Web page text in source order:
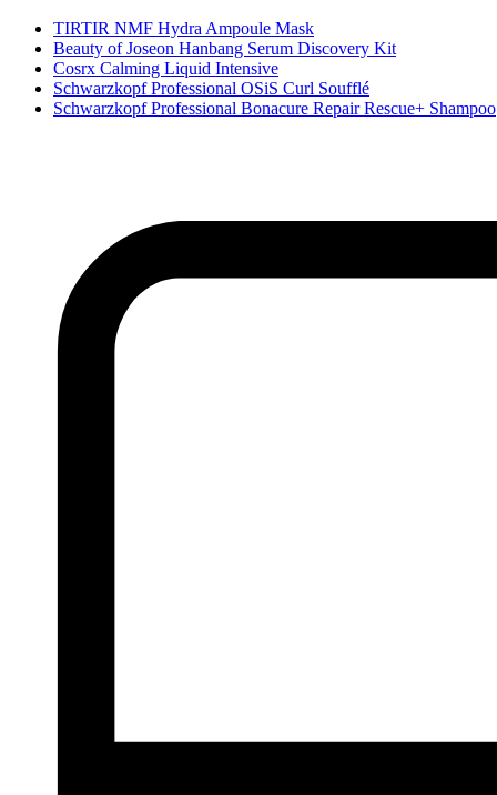
TIRTIR NMF Hydra Ampoule Mask
Beauty of Joseon Hanbang Serum Discovery Kit
Cosrx Calming Liquid Intensive
Schwarzkopf Professional OSiS Curl Soufflé
Schwarzkopf Professional Bonacure Repair Rescue+ Shampoo